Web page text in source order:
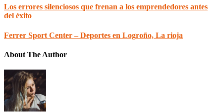
Los errores silenciosos que frenan a los emprendedores antes
del éxito
Ferrer Sport Center – Deportes en Logroño, La rioja
About The Author